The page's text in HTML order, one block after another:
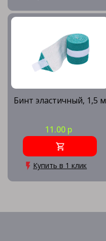
Бинт эластичный, 1,5 м
11.00 р
Купить в 1 клик